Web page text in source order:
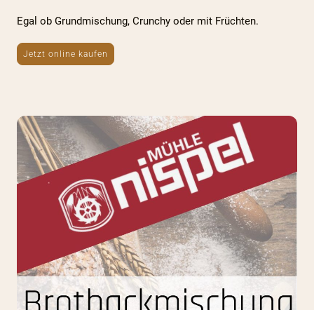
Egal ob Grundmischung, Crunchy oder mit Früchten.
Jetzt online kaufen